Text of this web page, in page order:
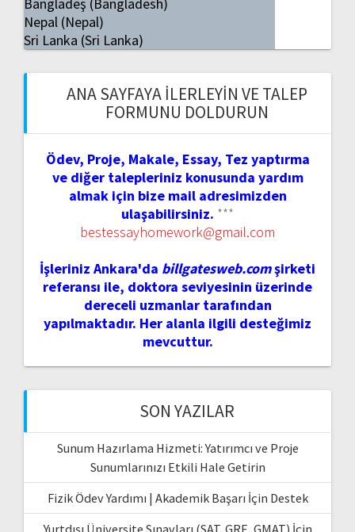
Nepal (Nepal)
Sri Lanka (Sri Lanka)
ANA SAYFAYA İLERLEYIN VE TALEP
FORMUNU DOLDURUN
Ödev, Proje, Makale, Essay, Tez yaptırma
ve diğer talepleriniz konusunda yardım
almak için bize mail adresimizden
ulaşabilirsiniz. ***
bestessayhomework@gmail.com
İşleriniz Ankara'da billgatesweb.comşirketi
referansı ile, doktora seviyesinin üzerinde
dereceli uzmanlar tarafından
yapılmaktadır. Her alanla ilgili desteğimiz
mevcuttur.
SON YAZILAR
Sunum Hazırlama Hizmeti: Yatırımcı ve Proje
Sunumlarınızı Etkili Hale Getirin
Fizik Ödev Yardımı | Akademik Başarı İçin Destek
Yurtdışı Üniversite Sınavları (SAT, GRE, GMAT) İçin